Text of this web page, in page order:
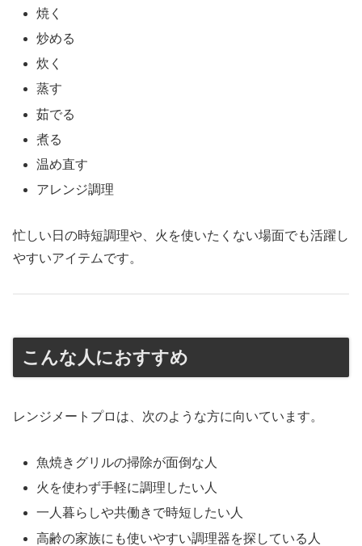
焼く
炒める
炊く
蒸す
茹でる
煮る
温め直す
アレンジ調理
忙しい日の時短調理や、火を使いたくない場面でも活躍し
やすいアイテムです。
こんな人におすすめ
レンジメートプロは、次のような方に向いています。
魚焼きグリルの掃除が面倒な人
火を使わず手軽に調理したい人
一人暮らしや共働きで時短したい人
高齢の家族にも使いやすい調理器を探している人